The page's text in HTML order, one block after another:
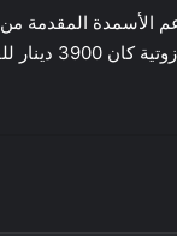
بالمائة من السعر المرجعي”،